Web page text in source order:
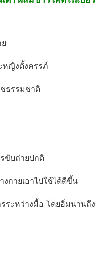
หญิงตั้งครรภ์
ธรรมชาติ
ขับถ่ายปกติ
งกายเอาไปใช้ได้ดีขึ้น
ระหว่างมื้อ โดยอิ่มนานถึง